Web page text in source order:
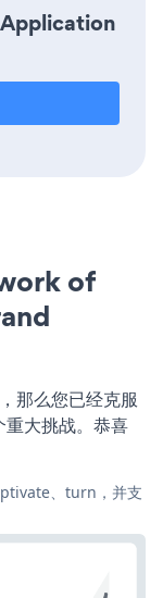
of
那么您已经克服
大挑战。恭喜
、turn，并支